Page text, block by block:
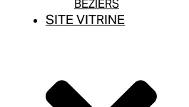
BÉZIERS
SITE VITRINE